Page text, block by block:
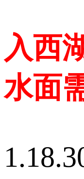
入西
水面